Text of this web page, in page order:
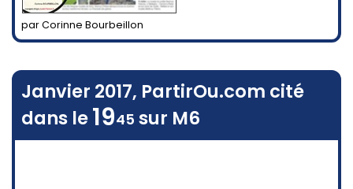
par Corinne Bourbeillon
Janvier 2017, PartirOu.com cité
dans le1945 sur M6